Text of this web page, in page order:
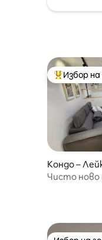
Най-Избор
Кондо –
Чисто ново